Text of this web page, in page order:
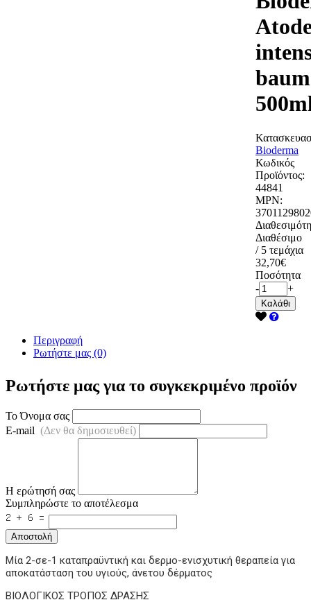
Bioderma
Κωδικός
Προϊόντος:
44841
MPN:
Διαθέσιμο
/ 5 τεμάχια
32,70€
Ποσότητα
-
+
Καλάθι
Περιγραφή
Ρωτήστε μας (0)
Ρωτήστε μας για το συγκεκριμένο προϊόν
Το Όνομα σας
E-mail (Δεν θα δημοσιευθεί)
Η ερώτησή σας
Συμπληρώστε το αποτέλεσμα
Αποστολή
Μία 2-σε-1 καταπραϋντική και δερμο-ενισχυτική θεραπεία για
αποκατάσταση του υγιούς, άνετου δέρματος
ΒΙΟΛΟΓΙΚΟΣ ΤΡΟΠΟΣ ΔΡΑΣΗΣ